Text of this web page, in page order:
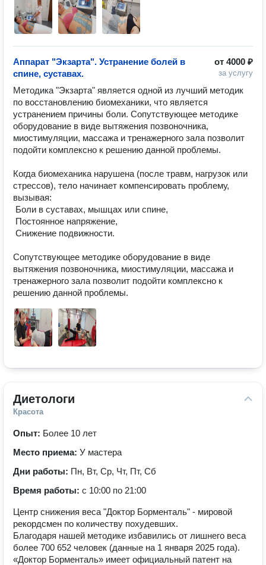
от 4000 ₽
за услугу
Аппарат "Экзарта". Устранение болей в
спине, суставах.
Методика "Экзарта" является одной из лучший методик
по восстановлению биомеханики, что является
устранением причины боли. Сопутствующее методике
оборудование в виде вытяжения позвоночника,
миостимуляции, массажа и тренажерного зала позволит
подойти комплексно к решению данной проблемы.
Когда биомеханика нарушена (после травм, нагрузок или
стрессов), тело начинает компенсировать проблему,
вызывая:
Сопутствующее методике оборудование в виде
вытяжения позвоночника, миостимуляции, массажа и
тренажерного зала позволит подойти комплексно к
решению данной проблемы.
Диетологи
Красота
Опыт: Более 10 лет
Место приема: У мастера
Дни работы: Пн, Вт, Ср, Чт, Пт, Сб
Время работы: с 10:00 по 21:00
Центр снижения веса "Доктор Борменталь" - мировой
рекордсмен по количеству похудевших.
Благодаря нашей методике избавились от лишнего веса
более 700 652 человек (данные на 1 января 2025 года).
«Доктор Борменталь» имеет официальный патент на